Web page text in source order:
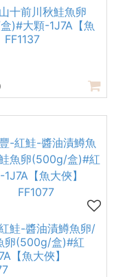
十前川秋鮭魚卵
)#大顆-1J7A【魚
FF1137
鮭-醬油漬鱒魚卵/
卵(500g/盒)#紅
【魚大俠】